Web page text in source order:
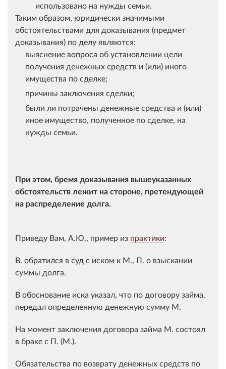
использовано на нужды семьи.
Таким образом, юридически значимыми
обстоятельствами для доказывания (предмет
доказывания) по делу являются:
выяснение вопроса об установлении цели
получения денежных средств и (или) иного
имущества по сделке;
причины заключения сделки;
были ли потрачены денежные средства и (или)
иное имущество, полученное по сделке, на
нужды семьи.
При этом, бремя доказывания вышеуказанных
обстоятельств лежит на стороне, претендующей
на распределение долга.
Приведу Вам, А.Ю., пример из практики:
В. обратился в суд с иском к М., П. о взыскании
суммы долга.
В обоснование иска указал, что по договору займа,
передал определенную денежную сумму М.
На момент заключения договора займа М. состоял
в браке с П. (М.).
Обязательства по возврату денежных средств по